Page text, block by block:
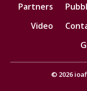
Partners
Video
© 2026